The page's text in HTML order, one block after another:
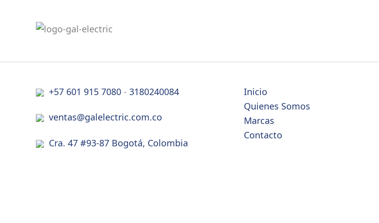
+57 601 915 7080 - 3180240084
ventas@galelectric.com.co
Cra. 47 #93-87 Bogotá, Colombia
Inicio
Quienes Somos
Marcas
Contacto